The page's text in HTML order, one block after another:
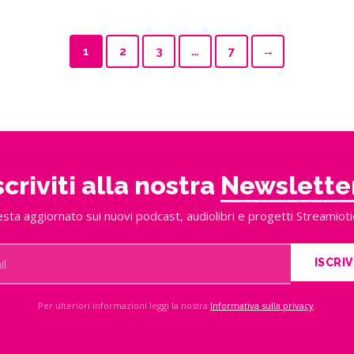
1 2 3 … 7 →
alla nostra
aggiornato sui nuovi podcast, audiolibri e progetti
Per ulteriori informazioni leggi la nostra Informativa sulla privacy